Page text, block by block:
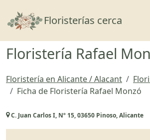
Floristerías cerca
Floristería Rafael
Floristería en Alicante / Alacant
Ficha de Floristería Rafael Monzó
C. Juan Carlos I, Nº 15, 03650 Pinoso, Alicante